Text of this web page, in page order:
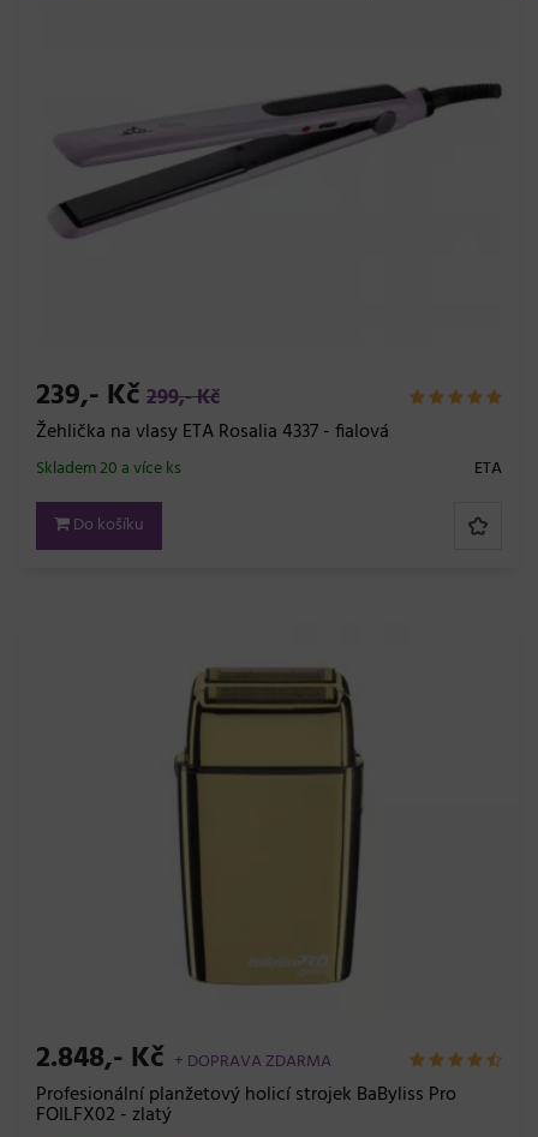
239,- Kč 299,- Kč
Žehlička na vlasy ETA Rosalia 4337 - fialová
ETA
Skladem 20 a více ks
Do košíku
2.848,- Kč + DOPRAVA ZDARMA
Profesionální planžetový holicí strojek BaByliss Pro
FOILFX02 - zlatý